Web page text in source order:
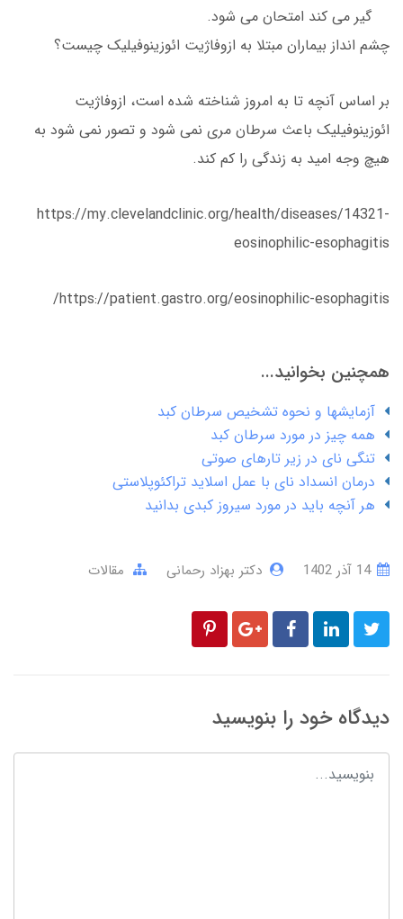
گیر می کند امتحان می شود.
چشم انداز بیماران مبتلا به ازوفاژیت ائوزینوفیلیک چیست؟
بر اساس آنچه تا به امروز شناخته شده است، ازوفاژیت
ائوزینوفیلیک باعث سرطان مری نمی شود و تصور نمی شود به
هیچ وجه امید به زندگی را کم کند.
https://my.clevelandclinic.org/health/diseases/14321-
eosinophilic-esophagitis
https://patient.gastro.org/eosinophilic-esophagitis/
همچنین بخوانید...
آزمایشها و نحوه تشخیص سرطان کبد
همه چیز در مورد سرطان کبد
تنگی نای در زیر تارهای صوتی
درمان انسداد نای با عمل اسلاید تراکئوپلاستی
هر آنچه باید در مورد سیروز کبدی بدانید
14 آذر 1402 دکتر بهزاد رحمانی مقالات
دیدگاه خود را بنویسید